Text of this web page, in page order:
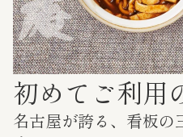
初めてご利用
名古屋が誇る、看板の